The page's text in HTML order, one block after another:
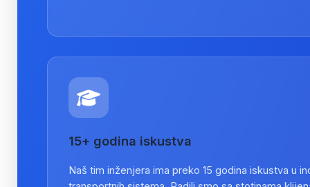
15+ godina iskustva
Naš tim inženjera ima preko 15 godina iskustva u